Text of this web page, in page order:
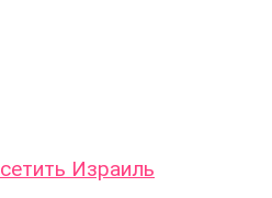
Израиль